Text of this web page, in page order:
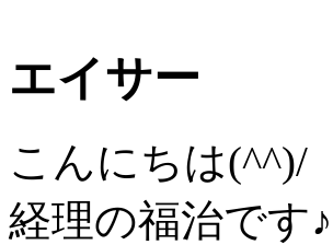
エイサー
こんにちは(^^)/
経理の福治です♪